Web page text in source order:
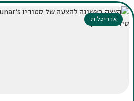
אדריכלות